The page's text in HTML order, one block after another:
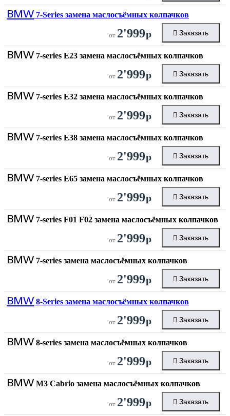
BMW 7-Series замена маслосъёмных колпачков
от 2'999р Заказать
BMW 7-series E23 замена маслосъёмных колпачков
от 2'999р Заказать
BMW 7-series E32 замена маслосъёмных колпачков
от 2'999р Заказать
BMW 7-series E38 замена маслосъёмных колпачков
от 2'999р Заказать
BMW 7-series E65 замена маслосъёмных колпачков
от 2'999р Заказать
BMW 7-series F01 F02 замена маслосъёмных колпачков
от 2'999р Заказать
BMW 7-series замена маслосъёмных колпачков
от 2'999р Заказать
BMW 8-Series замена маслосъёмных колпачков
от 2'999р Заказать
BMW 8-series замена маслосъёмных колпачков
от 2'999р Заказать
BMW M3 Cabrio замена маслосъёмных колпачков
от 2'999р Заказать